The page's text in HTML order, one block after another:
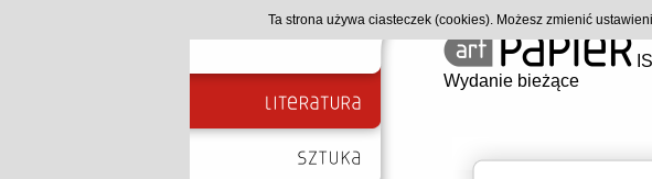
Wydanie bieżące
Ta strona używa ciasteczek (cookies). Możesz zmienić